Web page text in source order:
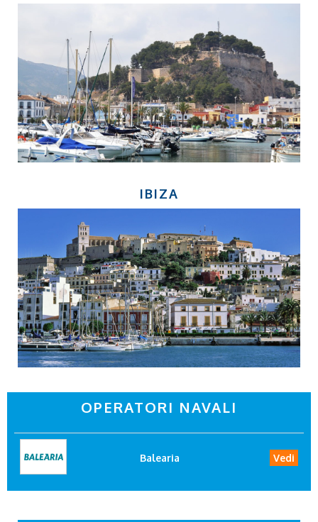
IBIZA
OPERATORI NAVALI
Balearia Vedi